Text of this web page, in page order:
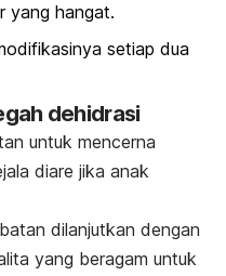
yang hangat.
setiap dua
dehidrasi
untuk mencerna
diare jika anak
dilanjutkan dengan
yang beragam untuk